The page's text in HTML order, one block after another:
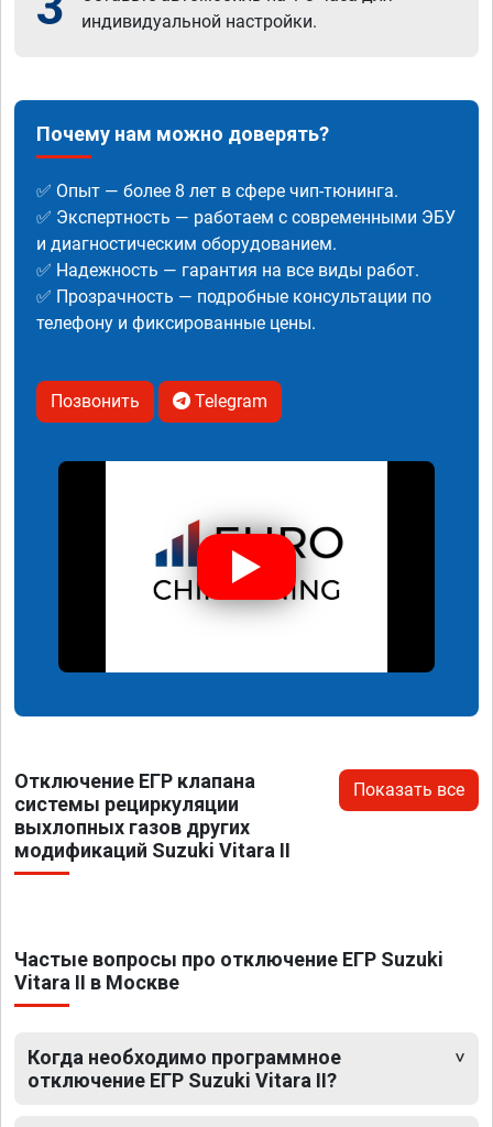
индивидуальной настройки.
Почему нам можно доверять?
✅ Опыт — более 8 лет в сфере чип-тюнинга.
✅ Экспертность — работаем с современными ЭБУ
и диагностическим оборудованием.
✅ Надежность — гарантия на все виды работ.
✅ Прозрачность — подробные консультации по
телефону и фиксированные цены.
Позвонить Telegram
Отключение ЕГР клапана
системы рециркуляции
выхлопных газов других
модификаций Suzuki Vitara II
Показать все
Частые вопросы про отключение ЕГР Suzuki
Vitara II в Москве
Когда необходимо программное
отключение ЕГР Suzuki Vitara II?